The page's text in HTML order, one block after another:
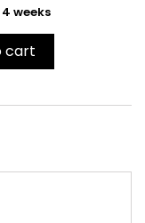
weeks
cart